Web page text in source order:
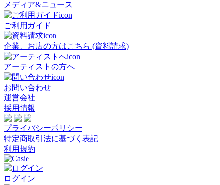
メディア&ニュース
ご利用ガイド
企業、お店の方はこちら (資料請求)
アーティストの方へ
お問い合わせ
運営会社
採用情報
プライバシーポリシー
特定商取引法に基づく表記
利用規約
ログイン